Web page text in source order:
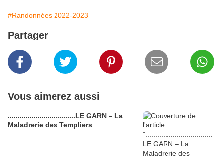
#Randonnées 2022-2023
Partager
Vous aimerez aussi
..................................LE GARN – La
Maladrerie des Templiers